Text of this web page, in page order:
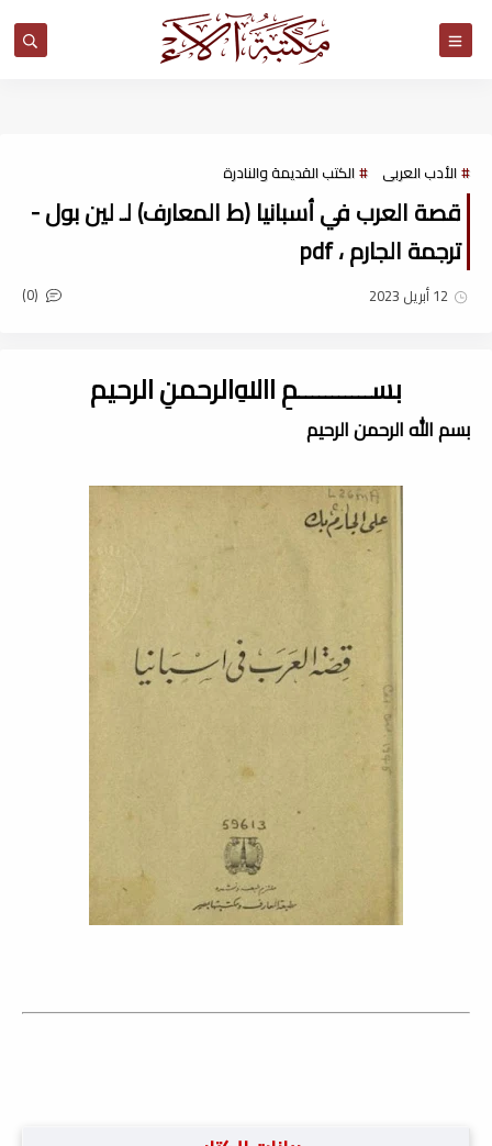
الأدب العربى الكتب القديمة والنادرة
قصة العرب في أسبانيا (ط المعارف) لـ لين بول -
ترجمة الجارم ، pdf
12 أبريل 2023 (0)
بســـــــــــمِ اﷲِالرحمنِ الرحيم
بسم الله الرحمن الرحيم